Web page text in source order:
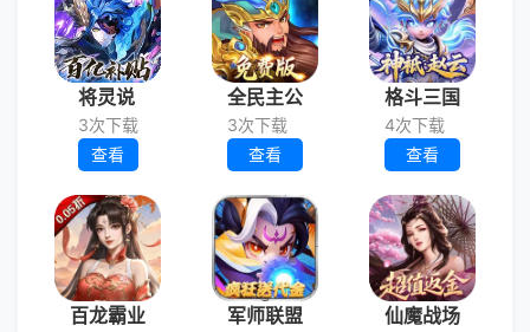
将灵说
3次下载
查看
全民主公
3次下载
查看
格斗三国
4次下载
查看
百龙霸业 军师联盟 仙魔战场